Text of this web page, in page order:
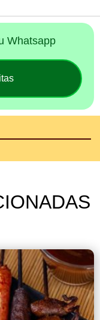
Whatsapp